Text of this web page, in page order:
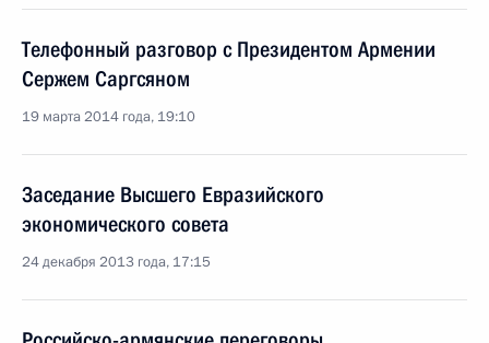
Телефонный разговор с Президентом Армении
Сержем Саргсяном
19 марта 2014 года, 19:10
Заседание Высшего Евразийского
экономического совета
24 декабря 2013 года, 17:15